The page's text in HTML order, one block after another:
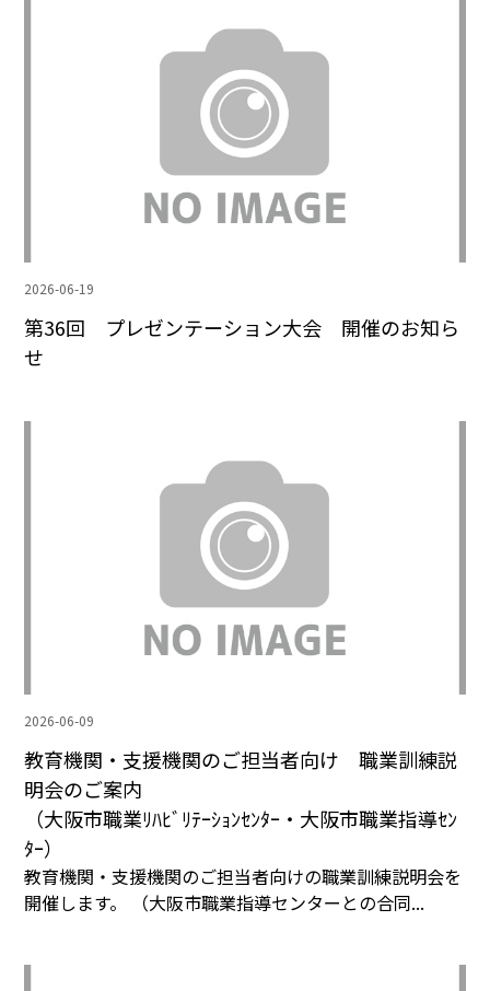
2026-06-19
第36回 プレゼンテーション大会 開催のお知ら
せ
2026-06-09
教育機関・支援機関のご担当者向け 職業訓練説
明会のご案内
（大阪市職業ﾘﾊﾋﾞﾘﾃｰｼｮﾝｾﾝﾀｰ・大阪市職業指導ｾﾝ
ﾀｰ）
教育機関・支援機関のご担当者向けの職業訓練説明会を
開催します。 （大阪市職業指導センターとの合同...